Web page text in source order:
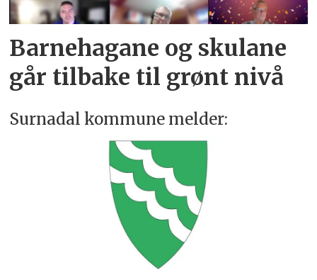
Barnehagane og skulane
går tilbake til grønt nivå
Surnadal kommune melder: